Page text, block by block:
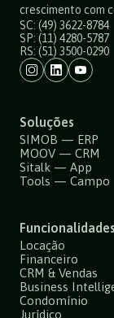
crescimento com
SC: (49) 3622-8784
SP: (11) 4280-5787
RS: (51) 3500-0290
Soluções
SIMOB — ERP
MOOV — CRM
Sitalk — App
Tools — Campo
Funcionalidades
Locação
Financeiro
CRM & Vendas
Business
Condomínio
Jurídico